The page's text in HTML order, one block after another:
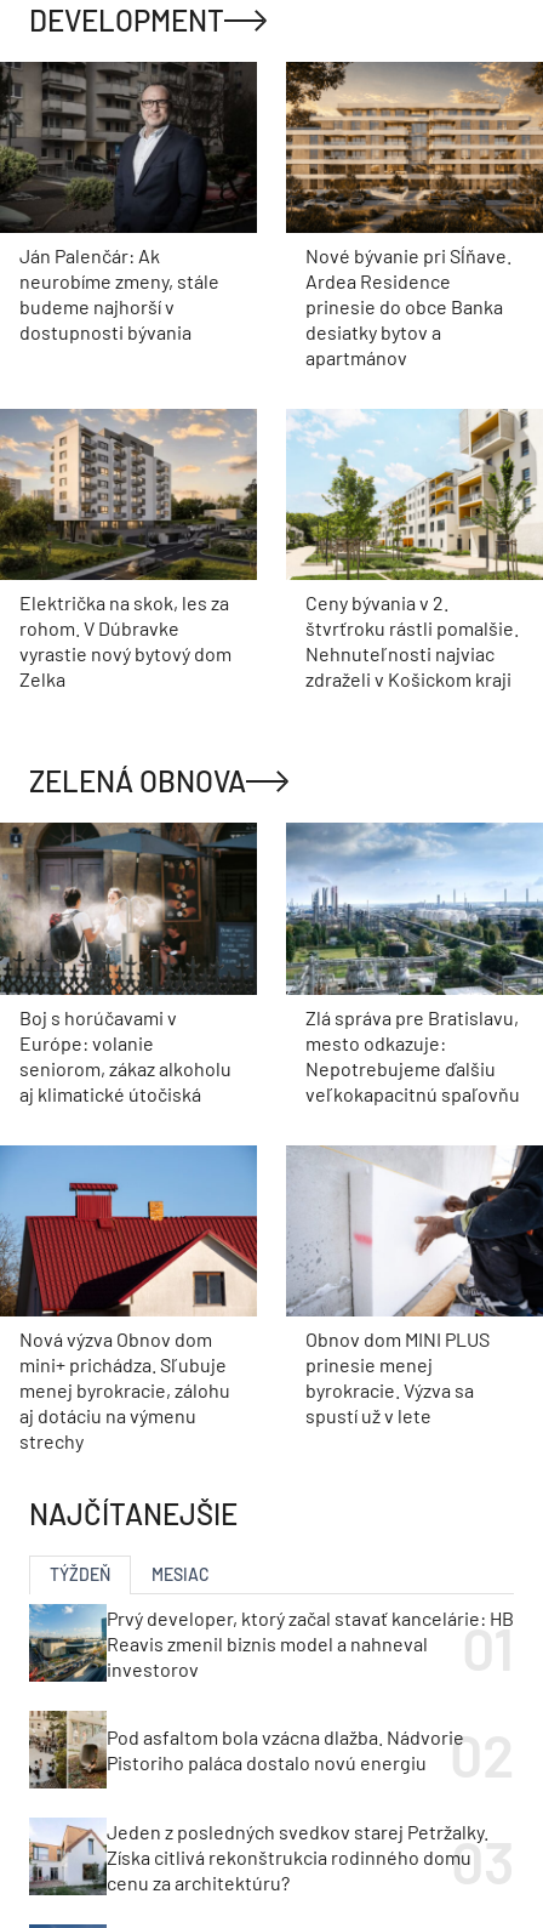
DEVELOPMENT
Ján Palenčár: Ak
neurobíme zmeny, stále
budeme najhorší v
dostupnosti bývania
Nové bývanie pri Sĺňave.
Ardea Residence
prinesie do obce Banka
desiatky bytov a
apartmánov
Električka na skok, les za
rohom. V Dúbravke
vyrastie nový bytový dom
Zelka
Ceny bývania v 2.
štvrťroku rástli pomalšie.
Nehnuteľnosti najviac
zdraželi v Košickom kraji
ZELENÁ OBNOVA
Boj s horúčavami v
Európe: volanie
seniorom, zákaz alkoholu
aj klimatické útočiská
Zlá správa pre Bratislavu,
mesto odkazuje:
Nepotrebujeme ďalšiu
veľkokapacitnú spaľovňu
Nová výzva Obnov dom
mini+ prichádza. Sľubuje
menej byrokracie, zálohu
aj dotáciu na výmenu
strechy
Obnov dom MINI PLUS
prinesie menej
byrokracie. Výzva sa
spustí už v lete
NAJČÍTANEJŠIE
TÝŽDEŇ MESIAC
Prvý developer, ktorý začal stavať kancelárie: HB
Reavis zmenil biznis model a nahneval
investorov
Pod asfaltom bola vzácna dlažba. Nádvorie
Pistoriho paláca dostalo novú energiu
Jeden z posledných svedkov starej Petržalky.
Získa citlivá rekonštrukcia rodinného domu
cenu za architektúru?